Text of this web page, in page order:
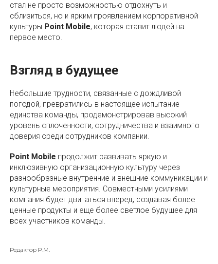
стал не просто возможностью отдохнуть и
сблизиться, но и ярким проявлением корпоративной
культуры Point Mobile, которая ставит людей на
первое место.
Взгляд в будущее
Небольшие трудности, связанные с дождливой
погодой, превратились в настоящее испытание
единства команды, продемонстрировав высокий
уровень сплоченности, сотрудничества и взаимного
доверия среди сотрудников компании.
Point Mobile продолжит развивать яркую и
инклюзивную организационную культуру через
разнообразные внутренние и внешние коммуникации и
культурные мероприятия. Совместными усилиями
компания будет двигаться вперед, создавая более
ценные продукты и еще более светлое будущее для
всех участников команды.
Редактор P.M.